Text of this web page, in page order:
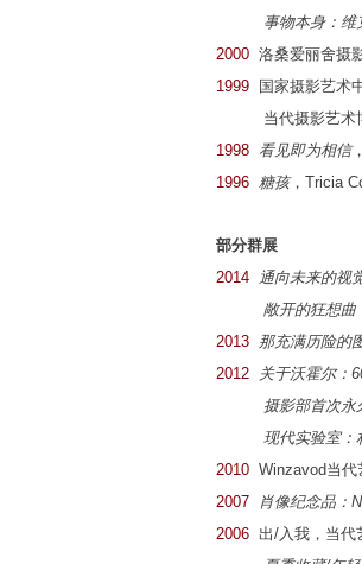
事物本身：维
2000 洛桑爱丽舍摄
1999 国家摄影艺术
当代摄影艺术博
1998 看见即为相信
1996 糖孩，Tricia
部分群展
2014 通向未来的视
敞开的狂想曲
2013 那充满历险的
2012
关于沃霍尔：
摄影部首次永
现代实验室：
2010 Winzavod当代
2007
肖像纪念品：
2006 出/入我，当代